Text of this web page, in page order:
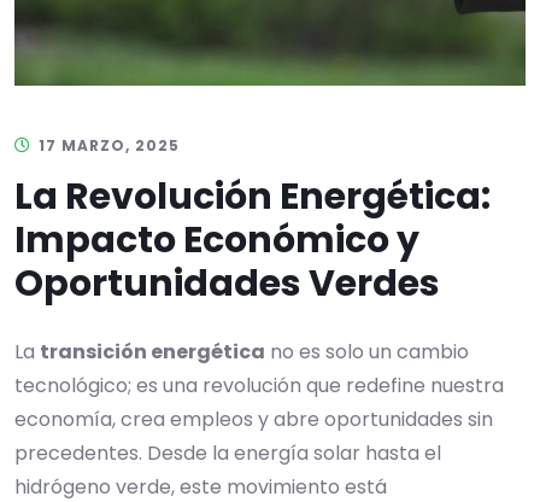
17 MARZO, 2025
La Revolución Energética:
Impacto Económico y
Oportunidades Verdes
La transición energética no es solo un cambio
tecnológico; es una revolución que redefine nuestra
economía, crea empleos y abre oportunidades sin
precedentes. Desde la energía solar hasta el
hidrógeno verde, este movimiento está